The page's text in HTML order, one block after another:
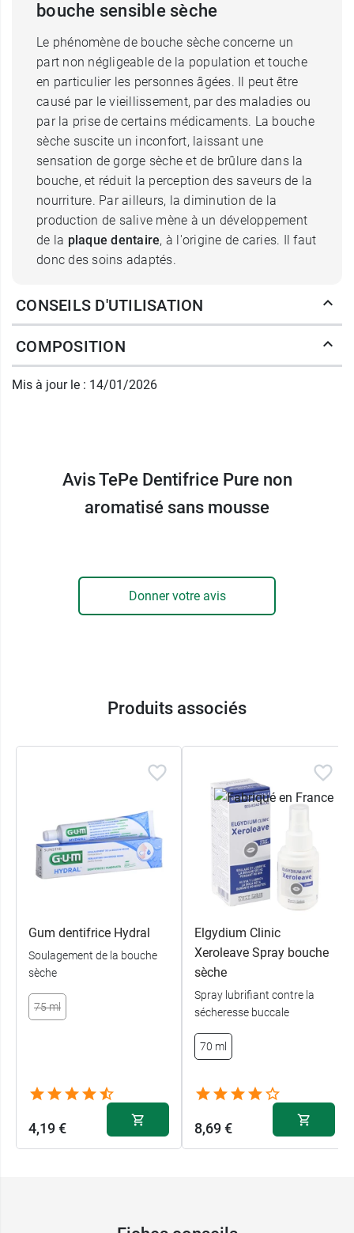
bouche sensible sèche
Le phénomène de bouche sèche concerne un
part non négligeable de la population et touche
en particulier les personnes âgées. Il peut être
causé par le vieillissement, par des maladies ou
par la prise de certains médicaments. La bouche
sèche suscite un inconfort, laissant une
sensation de gorge sèche et de brûlure dans la
bouche, et réduit la perception des saveurs de la
nourriture. Par ailleurs, la diminution de la
production de salive mène à un développement
de la plaque dentaire, à l'origine de caries. Il faut
donc des soins adaptés.
Que contient le dentifrice Pure de
TePe ?
Pure non aromatisé. Il permet aux personnes
la production de salive. Il est formulésans
agents moussantset il est d'une
.
silice qui, grâce à son léger effet abrasif, va
éliminer efficacement la plaque dentaire. Enfin,
de la formule permet de reminéraliser
Sans arômes ajoutés.
Tube recyclable.
tube de 75 ml.
Tepe propose également la version aromatisée
de ce dentifrice avec le
dentifrice Pure menthe
douce.
CONSEILS D'UTILISATION
COMPOSITION
Mis à jour le : 14/01/2026
Avis TePe Dentifrice Pure non
aromatisé sans mousse
Donner votre avis
Produits associés
Gum dentifrice Hydral
Soulagement de la bouche
sèche
75 ml
4,19 €
Elgydium Clinic
Xeroleave Spray bouche
sèche
Spray lubrifiant contre la
sécheresse buccale
70 ml
8,69 €